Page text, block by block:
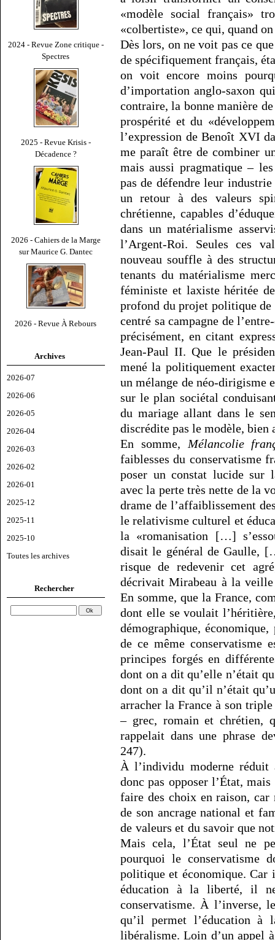
2024 - Revue Zone critique -
Spectres
2025 - Revue Krisis -
Décadence ?
2026 - Cahiers de la Marge
sur Maurice G. Dantec
2026 - Revue À Rebours
Archives
2026-07
2026-06
2026-05
2026-04
2026-03
2026-02
2026-01
2025-12
2025-11
2025-10
Toutes les archives
Rechercher
«modèle social français»
«colbertiste», ce qui, quand
Dès lors, on ne voit pas ce
de spécifiquement français,
on voit encore moins
d’importation anglo-saxon
contraire, la bonne manière
prospérité et du
l’expression de Benoît XVI
me paraît être de combiner
mais aussi pragmatique –
pas de défendre leur
un retour à des valeurs
chrétienne, capables
dans un matérialisme
l’Argent-Roi. Seules ces
nouveau souffle à des
tenants du matérialisme
féministe et laxiste héritée
profond du projet politique
centré sa campagne de
précisément, en citant
Jean-Paul II. Que le
mené la politiquement
un mélange de néo-dirigisme
sur le plan sociétal
du mariage allant dans le
discrédite pas le modèle, bien
En somme, Mélancolie
faiblesses du conservatisme
poser un constat lucide sur
avec la perte très nette de la
drame de l’affaiblissement
le relativisme culturel et
la «romanisation […]
disait le général de Gaulle,
risque de redevenir cet
décrivait Mirabeau à la
En somme, que la France,
dont elle se voulait
démographique,
de ce même conservatisme
principes forgés en
dont on a dit qu’elle n’était
dont on a dit qu’il n’était
arracher la France à son
– grec, romain et chrétien,
rappelait dans une phrase
247).
À l’individu moderne
donc pas opposer l’État,
faire des choix en raison,
de son ancrage national et
de valeurs et du savoir que
Mais cela, l’État seul ne
pourquoi le conservatisme
politique et économique.
éducation à la liberté, il
conservatisme. À l’inverse,
qu’il permet l’éducation
libéralisme. Loin d’un appel